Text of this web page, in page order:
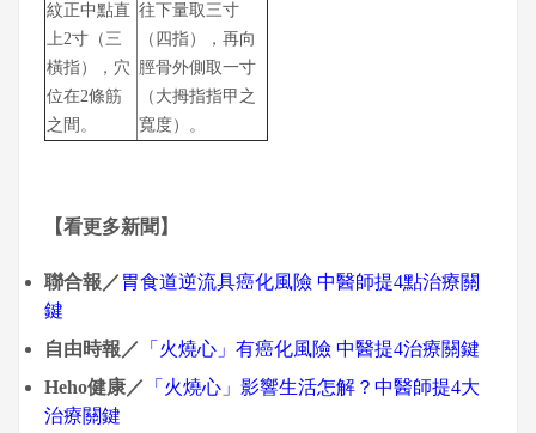
紋正中點直
上2寸（三
橫指），穴
位在2條筋
之間。
往下量取三寸
（四指），再向
脛骨外側取一寸
（大拇指指甲之
寬度）。
【看更多新聞】
聯合報／ 胃食道逆流具癌化風險 中醫師提4點治療關
鍵
自由時報／
「火燒心」有癌化風險 中醫提4治療關鍵
Heho健康／
「火燒心」影響生活怎解？中醫師提4大
治療關鍵